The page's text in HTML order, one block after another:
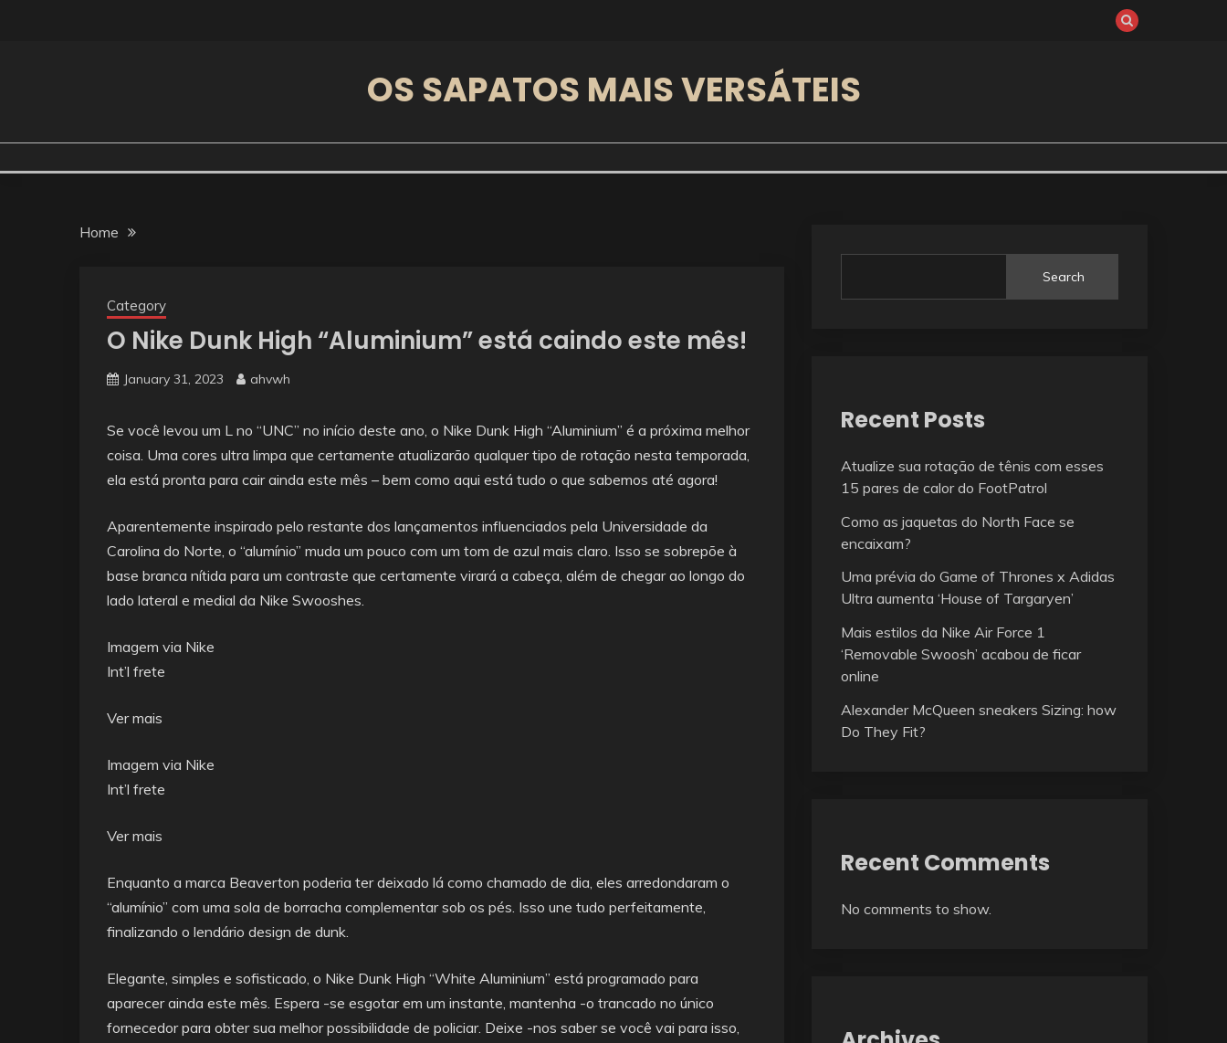
OS SAPATOS MAIS VERSÁTEIS
Home
Category
O Nike Dunk High “Aluminium” está caindo este mês!
January 31, 2023 ahvwh
Se você levou um L no “UNC” no início deste ano, o Nike Dunk High “Aluminium” é a próxima melhor
coisa. Uma cores ultra limpa que certamente atualizarão qualquer tipo de rotação nesta temporada,
ela está pronta para cair ainda este mês – bem como aqui está tudo o que sabemos até agora!
Aparentemente inspirado pelo restante dos lançamentos influenciados pela Universidade da
Carolina do Norte, o “alumínio” muda um pouco com um tom de azul mais claro. Isso se sobrepõe à
base branca nítida para um contraste que certamente virará a cabeça, além de chegar ao longo do
lado lateral e medial da Nike Swooshes.
Imagem via Nike
Int’l frete
Ver mais
Imagem via Nike
Int’l frete
Ver mais
Enquanto a marca Beaverton poderia ter deixado lá como chamado de dia, eles arredondaram o
“alumínio” com uma sola de borracha complementar sob os pés. Isso une tudo perfeitamente,
finalizando o lendário design de dunk.
Elegante, simples e sofisticado, o Nike Dunk High “White Aluminium” está programado para
aparecer ainda este mês. Espera -se esgotar em um instante, mantenha -o trancado no único
fornecedor para obter sua melhor possibilidade de policiar. Deixe -nos saber se você vai para isso,
Search
Recent Posts
Atualize sua rotação de tênis com esses
15 pares de calor do FootPatrol
Como as jaquetas do North Face se
encaixam?
Uma prévia do Game of Thrones x Adidas
Ultra aumenta ‘House of Targaryen’
Mais estilos da Nike Air Force 1
‘Removable Swoosh’ acabou de ficar
online
Alexander McQueen sneakers Sizing: how
Do They Fit?
Recent Comments
No comments to show.